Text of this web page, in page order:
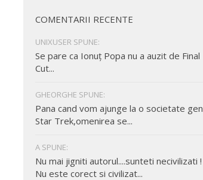
COMENTARII RECENTE
UNIXUSER SPUNE:
Se pare ca Ionuț Popa nu a auzit de Final
Cut...
GHEORGHE SPUNE:
Pana cand vom ajunge la o societate gen
Star Trek,omenirea se...
A SPUNE:
Nu mai jigniti autorul....sunteti necivilizati !
Nu este corect si civilizat...